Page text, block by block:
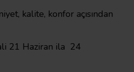
kalite, konfor açısından
21 Haziran ila 24